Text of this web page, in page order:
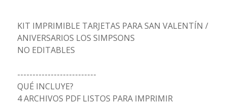
KIT IMPRIMIBLE TARJETAS PARA SAN VALENTÍN /
ANIVERSARIOS LOS SIMPSONS
NO EDITABLES
--------------------------
QUÉ INCLUYE?
4 ARCHIVOS PDF LISTOS PARA IMPRIMIR